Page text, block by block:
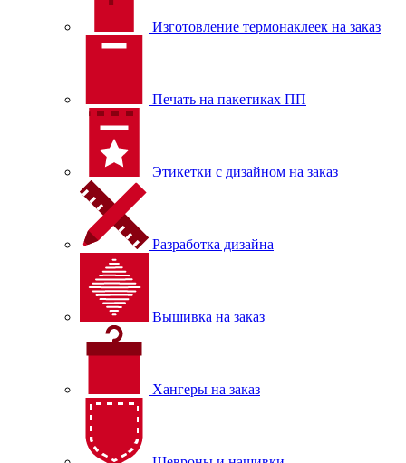
Изготовление термонаклеек на заказ
Печать на пакетиках ПП
Этикетки с дизайном на заказ
Разработка дизайна
Вышивка на заказ
Хангеры на заказ